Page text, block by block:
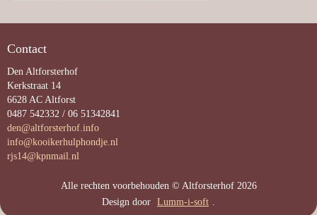
Contact
Den Altforsterhof
Kerkstraat 14
6628 AC Altforst
0487 542332 / 06 51342841
den@altforsterhof.info
info@kooikerhulphondje.nl
rjs14@kpnmail.nl
Alle rechten voorbehouden © Altforsterhof 2026
Design door Lumm-i-soft .